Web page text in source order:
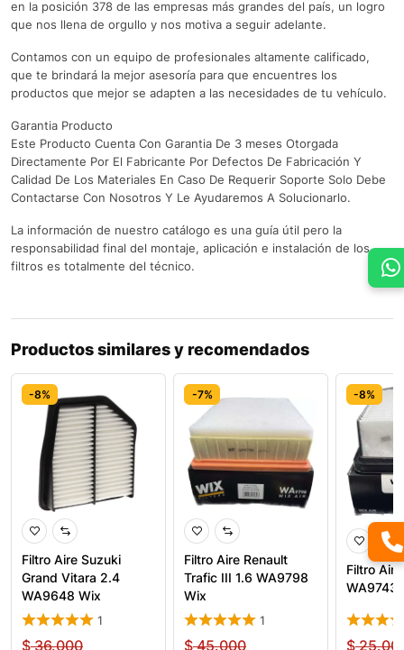
en la posición 378 de las empresas más grandes del país, un logro
que nos llena de orgullo y nos motiva a seguir adelante.
Contamos con un equipo de profesionales altamente calificado,
que te brindará la mejor asesoría para que encuentres los
productos que mejor se adapten a las necesidades de tu vehículo.
Garantia Producto
Este Producto Cuenta Con Garantia De 3 meses Otorgada
Directamente Por El Fabricante Por Defectos De Fabricación Y
Calidad De Los Materiales En Caso De Requerir Soporte Solo Debe
Contactarse Con Nosotros Y Le Ayudaremos A Solucionarlo.
La información de nuestro catálogo es una guía útil pero la
responsabilidad final del montaje, aplicación e instalación de los
filtros es totalmente del técnico.
Productos similares y recomendados
-8%
Filtro Aire Suzuki
Grand Vitara 2.4
WA9648 Wix
1
$36.000
-7%
Filtro Aire Renault
Trafic III 1.6 WA9798
Wix
1
$45.000
-8%
Filtro
WA9743
$